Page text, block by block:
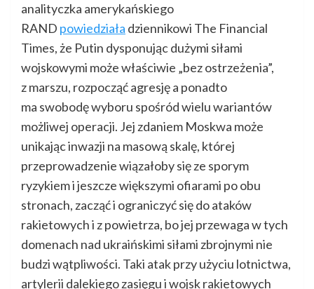
analityczka amerykańskiego
RAND powiedziała dziennikowi The Financial
Times, że Putin dysponując dużymi siłami
wojskowymi może właściwie „bez ostrzeżenia”,
z marszu, rozpocząć agresję a ponadto
ma swobodę wyboru spośród wielu wariantów
możliwej operacji. Jej zdaniem Moskwa może
unikając inwazji na masową skalę, której
przeprowadzenie wiązałoby się ze sporym
ryzykiem i jeszcze większymi ofiarami po obu
stronach, zacząć i ograniczyć się do ataków
rakietowych i z powietrza, bo jej przewaga w tych
domenach nad ukraińskimi siłami zbrojnymi nie
budzi wątpliwości. Taki atak przy użyciu lotnictwa,
artylerii dalekiego zasięgu i wojsk rakietowych